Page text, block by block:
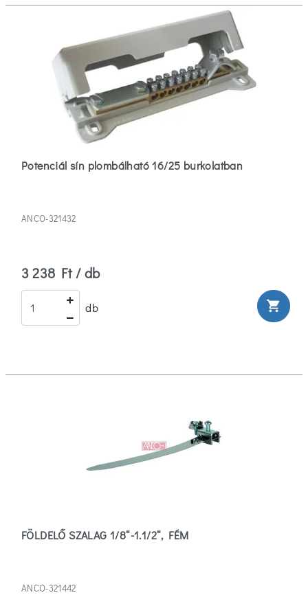
Potenciál sín plombálható 16/25 burkolatban
ANCO-321432
3 238 Ft / db
db shopping_cart
FÖLDELŐ SZALAG 1/8“-1.1/2“, FÉM
ANCO-321442